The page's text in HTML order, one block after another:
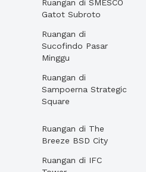
Ruangan di SMESCO
Gatot Subroto
Ruangan di
Sucofindo Pasar
Minggu
Ruangan di
Sampoerna Strategic
Square
Ruangan di The
Breeze BSD City
Ruangan di IFC